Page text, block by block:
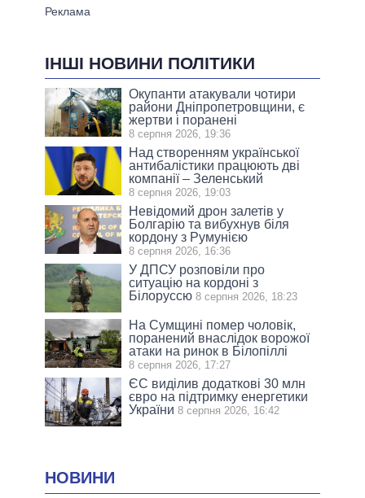
ІНШІ НОВИНИ ПОЛІТИКИ
Окупанти атакували чотири
райони Дніпропетровщини, є
жертви і поранені
8 серпня 2026, 19:36
Над створенням української
антибалістики працюють дві
компанії – Зеленський
8 серпня 2026, 19:03
Невідомий дрон залетів у
Болгарію та вибухнув біля
кордону з Румунією
8 серпня 2026, 16:36
У ДПСУ розповіли про
ситуацію на кордоні з
Білоруссю 8 серпня 2026, 18:23
На Сумщині помер чоловік,
поранений внаслідок ворожої
атаки на ринок в Білопіллі
8 серпня 2026, 17:27
ЄС виділив додаткові 30 млн
євро на підтримку енергетики
України 8 серпня 2026, 16:42
НОВИНИ